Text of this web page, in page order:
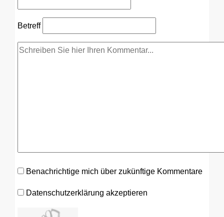
Betreff
Benachrichtige mich über zukünftige Kommentare
Datenschutzerklärung akzeptieren